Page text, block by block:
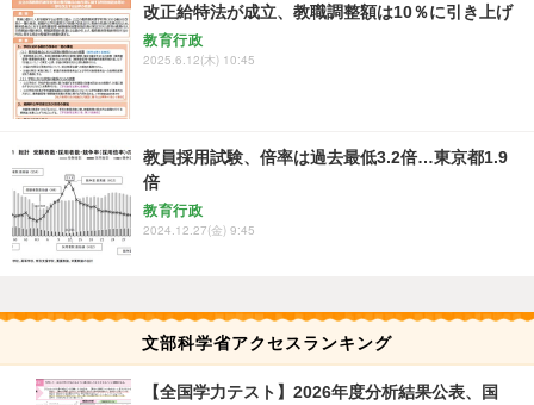
改正給特法が成立、教職調整額は10％に引き上げ
教育行政
2025.6.12(木) 10:45
教員採用試験、倍率は過去最低3.2倍…東京都1.9
倍
教育行政
2024.12.27(金) 9:45
文部科学省アクセスランキング
【全国学力テスト】2026年度分析結果公表、国